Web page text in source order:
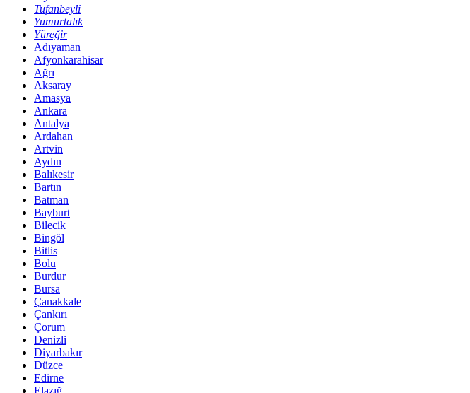
Tufanbeyli
Yumurtalık
Yüreğir
Adıyaman
Afyonkarahisar
Ağrı
Aksaray
Amasya
Ankara
Antalya
Ardahan
Artvin
Aydın
Balıkesir
Bartın
Batman
Bayburt
Bilecik
Bingöl
Bitlis
Bolu
Burdur
Bursa
Çanakkale
Çankırı
Çorum
Denizli
Diyarbakır
Düzce
Edirne
Elazığ